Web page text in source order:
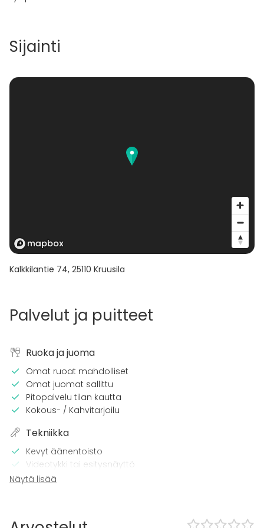
Sijainti
Kalkkilantie 74, 25110 Kruusila
Palvelut ja puitteet
Ruoka ja juoma
Omat ruoat mahdolliset
Omat juomat sallittu
Pitopalvelu tilan kautta
Kokous- / Kahvitarjoilu
Tekniikka
Kevyt äänentoisto
Videotykki tai esitysnäyttö
Wi-Fi
Näytä lisää